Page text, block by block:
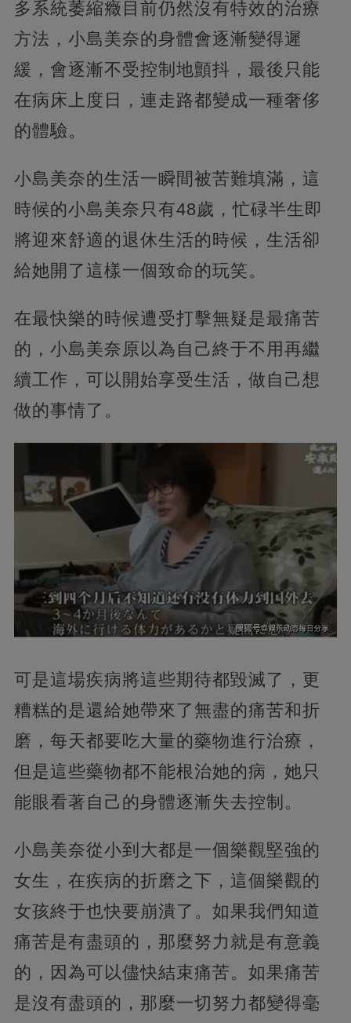
多系統萎縮癥目前仍然沒有特效的治療
方法，小島美奈的身體會逐漸變得遲
緩，會逐漸不受控制地顫抖，最後只能
在病床上度日，連走路都變成一種奢侈
的體驗。
小島美奈的生活一瞬間被苦難填滿，這
時候的小島美奈只有48歲，忙碌半生即
將迎來舒適的退休生活的時候，生活卻
給她開了這樣一個致命的玩笑。
在最快樂的時候遭受打擊無疑是最痛苦
的，小島美奈原以為自己終于不用再繼
續工作，可以開始享受生活，做自己想
做的事情了。
可是這場疾病將這些期待都毀滅了，更
糟糕的是還給她帶來了無盡的痛苦和折
磨，每天都要吃大量的藥物進行治療，
但是這些藥物都不能根治她的病，她只
能眼看著自己的身體逐漸失去控制。
小島美奈從小到大都是一個樂觀堅強的
女生，在疾病的折磨之下，這個樂觀的
女孩終于也快要崩潰了。如果我們知道
痛苦是有盡頭的，那麼努力就是有意義
的，因為可以儘快結束痛苦。如果痛苦
是沒有盡頭的，那麼一切努力都變得毫